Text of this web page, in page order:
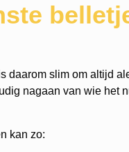
daarom slim om altijd
nagaan van wie het
kan zo: